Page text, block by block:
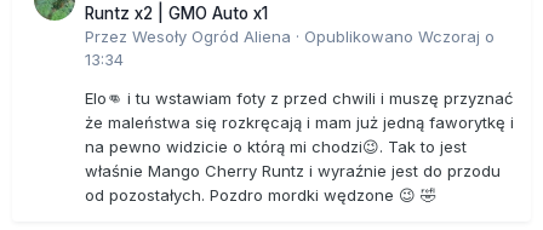
Runtz x2 | GMO Auto x1
Przez Wesoły Ogród Aliena · Opublikowano Wczoraj o
13:34
Elo👊 i tu wstawiam foty z przed chwili i muszę przyznać
że maleństwa się rozkręcają i mam już jedną faworytkę i
na pewno widzicie o którą mi chodzi😉. Tak to jest
właśnie Mango Cherry Runtz i wyraźnie jest do przodu
od pozostałych. Pozdro mordki wędzone 😉 🤣